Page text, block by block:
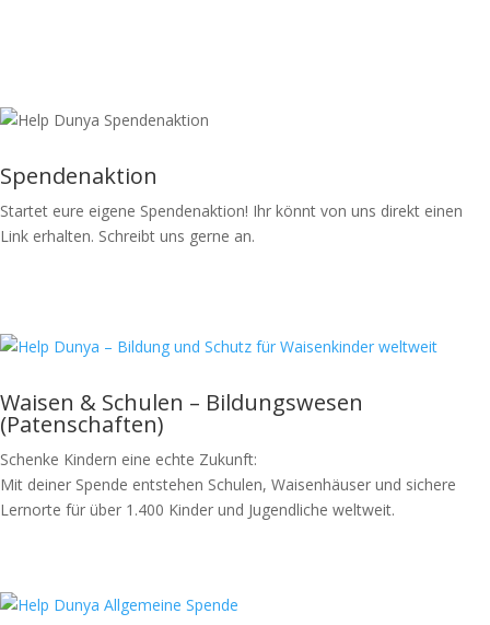
Spendenaktion
Startet eure eigene Spendenaktion! Ihr könnt von uns direkt einen
Link erhalten. Schreibt uns gerne an.
Waisen & Schulen – Bildungswesen
(Patenschaften)
Schenke Kindern eine echte Zukunft:
Mit deiner Spende entstehen Schulen, Waisenhäuser und sichere
Lernorte für über 1.400 Kinder und Jugendliche weltweit.